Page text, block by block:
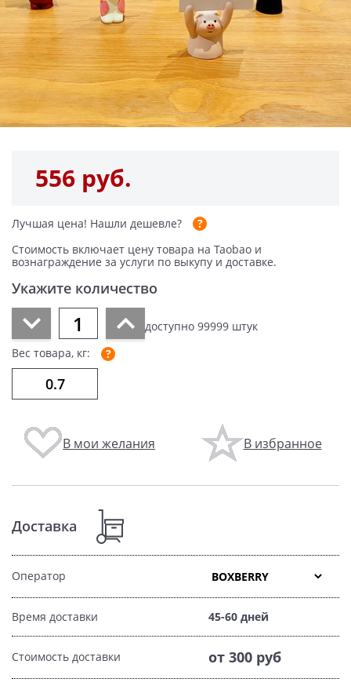
556 руб.
Лучшая цена! Нашли дешевле?
Стоимость включает цену товара на Taobao и
вознаграждение за услуги по выкупу и доставке.
Укажите количество
доступно 99999 штук
Вес товара, кг:
В мои желания В избранное
Доставка
Оператор
Время доставки 45-60 дней
Стоимость доставки от 300 руб